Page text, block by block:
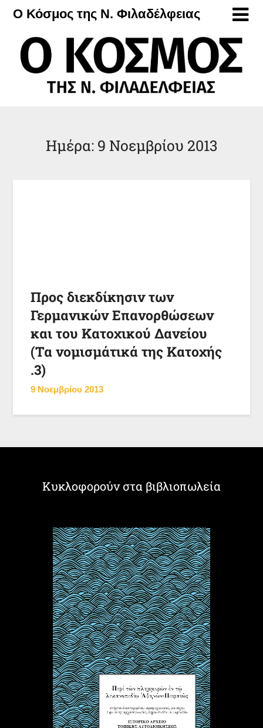
Μετάβαση
περιεχόμενο
Ο Κόσμος της Ν. Φιλαδέλφειας
Ημέρα: 9 Νοεμβρίου 2013
Προς διεκδίκησιν των
Γερμανικών Επανορθώσεων
και του Κατοχικού Δανείου
(Τα νομισμάτικά της Κατοχής
.3)
9 Νοεμβρίου 2013
Κυκλοφορούν στα βιβλιοπωλεία